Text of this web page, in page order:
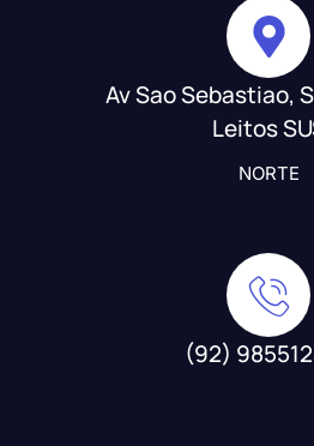
Av Sao Sebastiao,
Leitos
NORTE
(92)